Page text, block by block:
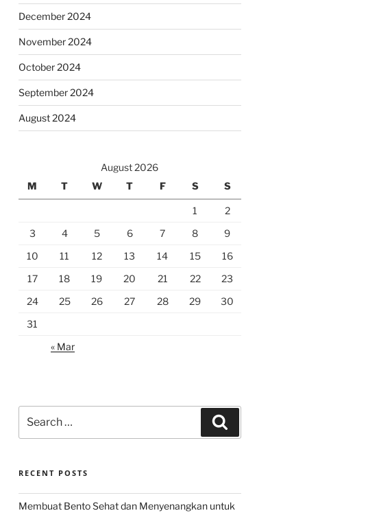
December 2024
November 2024
October 2024
September 2024
August 2024
August 2026
M
T W T F S S
1
2
3
4 5 6 7 8
9
10
11 12 13 14 15
16
17
18 19 20 21 22
23
24
25 26 27 28 29
30
31
« Mar
for:
RECENT POSTS
Membuat Bento Sehat dan Menyenangkan untuk